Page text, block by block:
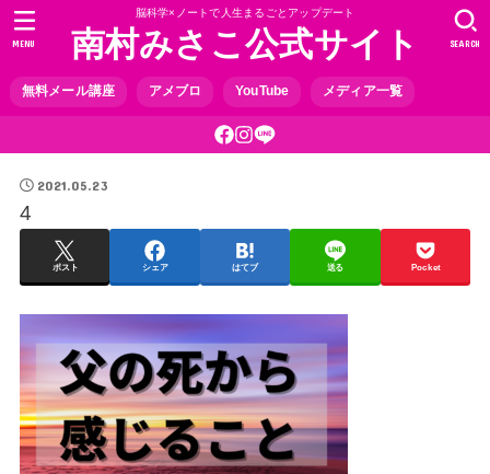
脳科学×ノートで人生まるごとアップデート
南村みさこ公式サイト
無料メール講座 アメブロ YouTube メディア一覧
SEARCH
MENU
2021.05.23
4
ポスト シェア はてブ 送る Pocket